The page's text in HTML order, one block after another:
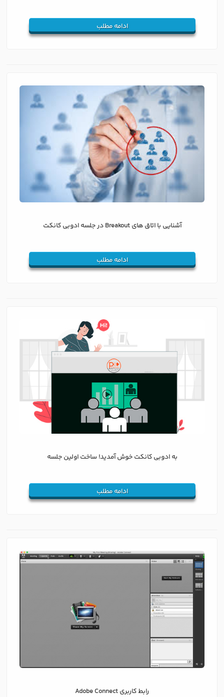
ادامه مطلب
آشنایی با اتاق های Breakout در جلسه ادوبی کانکت
ادامه مطلب
به ادوبی کانکت خوش آمدید! ساخت اولین جلسه
ادامه مطلب
رابط کاربری Adobe Connect